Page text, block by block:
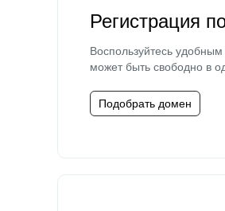
Регистрация
Воспользуйтесь
может быть свободно в
Подобрать домен